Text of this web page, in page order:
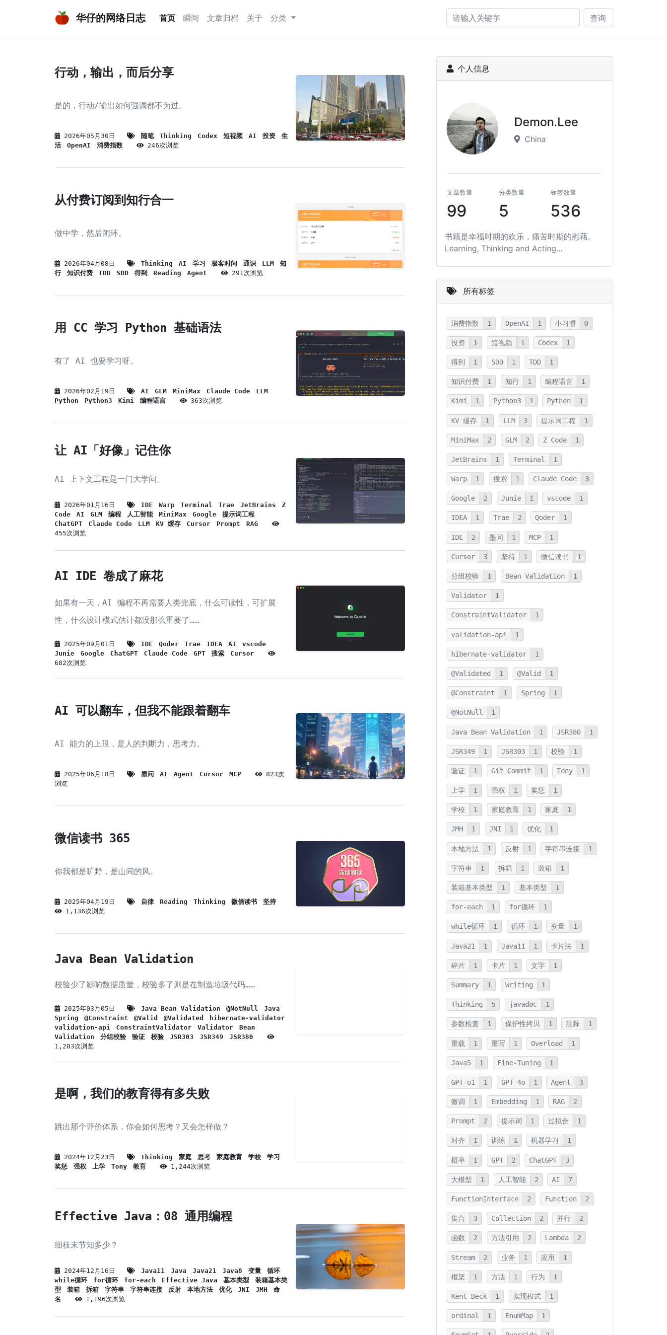
华仔的网络日志 首页(current)
瞬间 文章归档 关于 分类 查询
行动，输出，而后分享
是的，行动/输出如何强调都不为过。
2026年05月30日 随笔 Thinking Codex 短视频 AI 投资
生
活
OpenAI 消费指数 246次浏览
从付费订阅到知行合一
做中学，然后闭环。
2026年04月08日 Thinking AI 学习 极客时间 通识 LLM
知
行
知识付费 TDD SDD 得到 Reading Agent 291次浏览
用 CC 学习 Python 基础语法
有了 AI 也要学习呀。
2026年02月19日 AI GLM MiniMax Claude Code
LLM
Python
Python3 Kimi 编程语言 363次浏览
让 AI「好像」记住你
AI 上下文工程是一门大学问。
2026年01月16日 IDE Warp Terminal Trae JetBrains
Z
Code
AI GLM 编程 人工智能 MiniMax Google
提示词工程
ChatGPT
Claude Code LLM KV 缓存 Cursor Prompt
RAG
455次浏览
AI IDE 卷成了麻花
如果有一天，AI 编程不再需要人类兜底，什么可读性，可扩展
性，什么设计模式估计都没那么重要了……
2025年09月01日 IDE Qoder Trae IDEA AI
vscode
Junie
Google ChatGPT Claude Code GPT 搜索
Cursor
682次浏览
AI 可以翻车，但我不能跟着翻车
AI 能力的上限，是人的判断力，思考力。
2025年06月18日 墨问 AI Agent Cursor MCP
823次
浏览
微信读书 365
你我都是旷野，是山间的风。
2025年04月19日 自律 Reading Thinking 微信读书
坚持
1,136次浏览
Java Bean Validation
校验少了影响数据质量，校验多了则是在制造垃圾代码……
2025年03月05日 Java Bean Validation @NotNull
Java
Spring
@Constraint @Valid @Validated
hibernate-validator
validation-api
ConstraintValidator Validator
Bean
Validation
分组校验 验证 校验 JSR303 JSR349
JSR380
1,203次浏览
是啊，我们的教育得有多失败
跳出那个评价体系，你会如何思考？又会怎样做？
2024年12月23日 Thinking 家庭 思考 家庭教育 学校
学习
奖惩
强权 上学 Tony 教育 1,244次浏览
Effective Java：08 通用编程
细枝末节知多少？
2024年12月16日 Java11 Java Java21 Java8 变量
循环
while循环
for循环 for-each Effective Java 基本类型
装箱基本类
型
装箱 拆箱 字符串 字符串连接 反射 本地方法 优化 JNI JMH
命
名
1,196次浏览
个人信息
Demon.Lee
China
文章数量
99
分类数量
5
标签数量
536
书籍是幸福时期的欢乐，痛苦时期的慰藉。
Learning, Thinking and Acting...
所有标签
消费指数 1 OpenAI 1 小习惯 0
投资 1 短视频 1 Codex 1
得到 1 SDD 1 TDD 1
知识付费 1 知行 1 编程语言 1
Kimi 1 Python3 1 Python 1
KV 缓存 1 LLM 3 提示词工程 1
MiniMax 2 GLM 2 Z Code 1
JetBrains 1 Terminal 1
Warp 1 搜索 1 Claude Code 3
Google 2 Junie 1 vscode 1
IDEA 1 Trae 2 Qoder 1
IDE 2 墨问 1 MCP 1
Cursor 3 坚持 1 微信读书 1
分组校验 1 Bean Validation 1
Validator 1
ConstraintValidator 1
validation-api 1
hibernate-validator 1
@Validated 1 @Valid 1
@Constraint 1 Spring 1
@NotNull 1
Java Bean Validation 1 JSR380 1
JSR349 1 JSR303 1 校验 1
验证 1 Git Commit 1 Tony 1
上学 1 强权 1 奖惩 1
学校 1 家庭教育 1 家庭 1
JMH 1 JNI 1 优化 1
本地方法 1 反射 1 字符串连接 1
字符串 1 拆箱 1 装箱 1
装箱基本类型 1 基本类型 1
for-each 1 for循环 1
while循环 1 循环 1 变量 1
Java21 1 Java11 1 卡片法 1
碎片 1 卡片 1 文字 1
Summary 1 Writing 1
Thinking 5 javadoc 1
参数检查 1 保护性拷贝 1 注释 1
重载 1 重写 1 Overload 1
Java5 1 Fine-Tuning 1
GPT-o1 1 GPT-4o 1 Agent 3
微调 1 Embedding 1 RAG 2
Prompt 2 提示词 1 过拟合 1
对齐 1 训练 1 机器学习 1
概率 1 GPT 2 ChatGPT 3
大模型 1 人工智能 2 AI 7
FunctionInterface 2 Function 2
集合 3 Collection 2 并行 2
函数 2 方法引用 2 Lambda 2
Stream 2 业务 1 应用 1
框架 1 方法 1 行为 1
Kent Beck 1 实现模式 1
ordinal 1 EnumMap 1